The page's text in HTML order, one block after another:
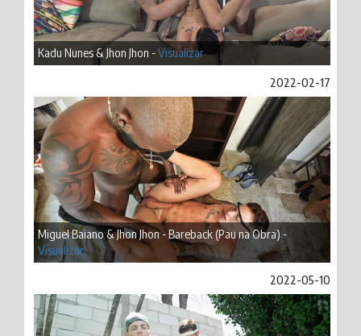
Kadu Nunes & Jhon Jhon -Visualizar
2022-02-17
Miguel Baiano & Jhon Jhon - Bareback (Pau na Obra) -
Visualizar
2022-05-10